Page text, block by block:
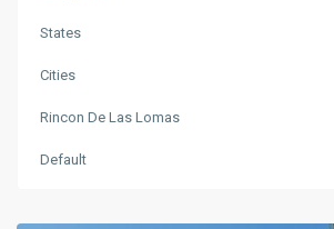
States
Cities
Rincon De Las Lomas
Default